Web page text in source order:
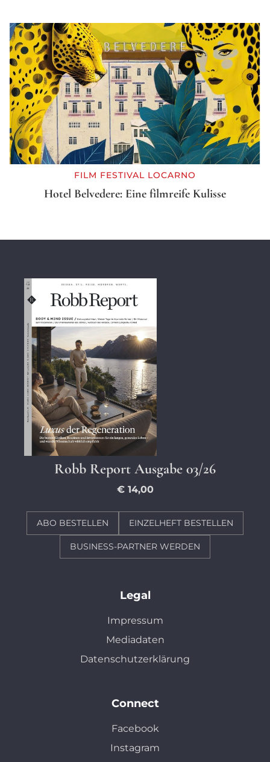
FILM FESTIVAL LOCARNO
Hotel Belvedere: Eine filmreife Kulisse
Robb Report Ausgabe 03/26
€ 14,00
ABO BESTELLEN EINZELHEFT BESTELLEN
BUSINESS-PARTNER WERDEN
Legal
Impressum
Mediadaten
Datenschutzerklärung
Connect
Facebook
Instagram